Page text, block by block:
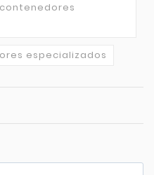
especializados